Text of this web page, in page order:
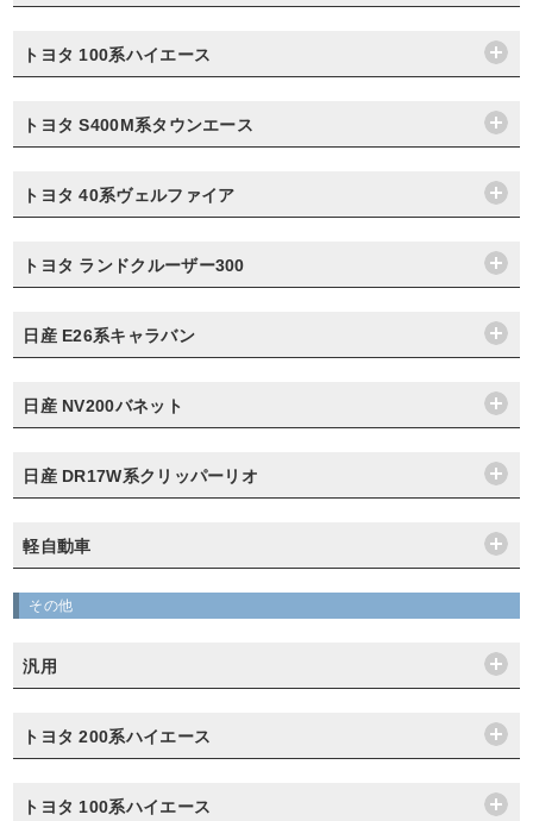
トヨタ 100系ハイエース
トヨタ S400M系タウンエース
トヨタ 40系ヴェルファイア
トヨタ ランドクルーザー300
日産 E26系キャラバン
日産 NV200バネット
日産 DR17W系クリッパーリオ
軽自動車
その他
汎用
トヨタ 200系ハイエース
トヨタ 100系ハイエース